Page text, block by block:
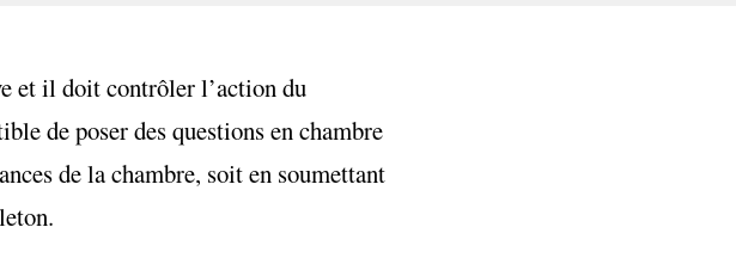
et il doit contrôler l’action du
de poser des questions en chambre
de la chambre, soit en soumettant